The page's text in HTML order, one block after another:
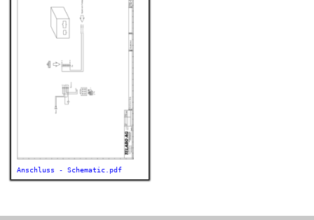
Anschluss - Schematic.pdf